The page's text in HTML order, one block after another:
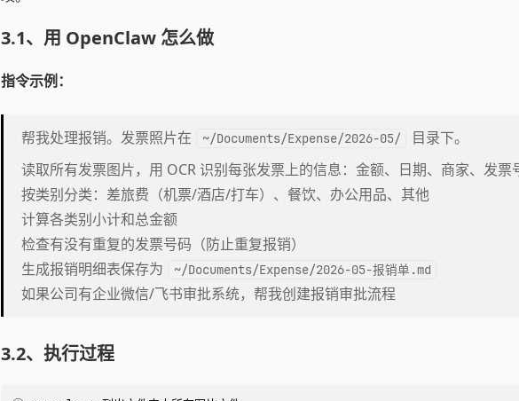
3.1、用 OpenClaw 怎么做
指令示例：
帮我处理报销。发票照片在 ~/Documents/Expense/2026-05/
目录下。
读取所有发票图片，用 OCR 识别每张发票上的信息：金额、日期、商家、发票
按类别分类：差旅费（机票/酒店/打车）、餐饮、办公用品、其他
计算各类别小计和总金额
检查有没有重复的发票号码（防止重复报销）
生成报销明细表保存为
~/Documents/Expense/2026-05-报销单.md
如果公司有企业微信/飞书审批系统，帮我创建报销审批流程
3.2、执行过程